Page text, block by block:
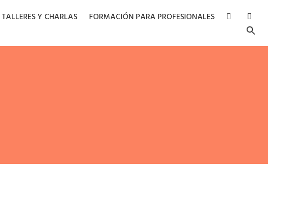
TALLERES Y CHARLAS FORMACIÓN PARA PROFESIONALES
Search